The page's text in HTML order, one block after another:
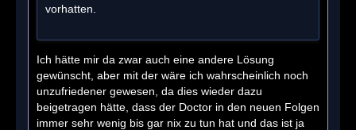
vorhatten.
Ich hätte mir da zwar auch eine andere Lösung
gewünscht, aber mit der wäre ich wahrscheinlich noch
unzufriedener gewesen, da dies wieder dazu
beigetragen hätte, dass der Doctor in den neuen Folgen
immer sehr wenig bis gar nix zu tun hat und das ist ja